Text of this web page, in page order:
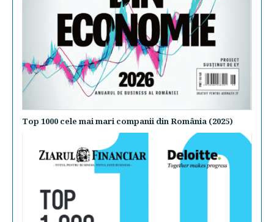
Top 1000 cele mai mari companii din România (2025)